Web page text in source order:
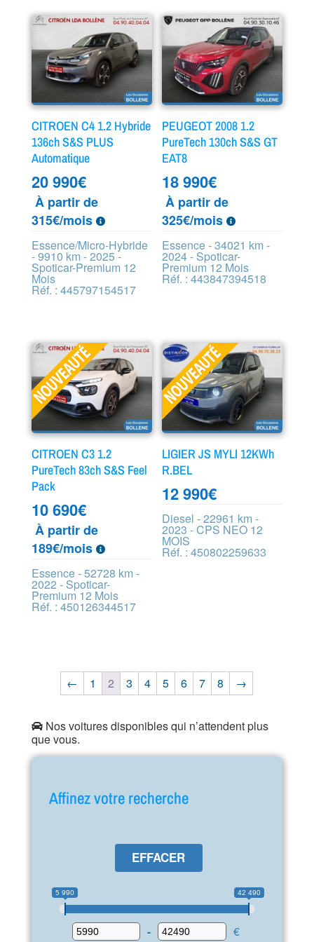
CITROEN C4 1.2 Hybride
136ch S&S PLUS
Automatique
20 990€
À partir de
315€/mois
Essence/Micro-Hybride
- 9910 km - 2025 -
Spoticar-Premium 12
Mois
Réf. : 445797154517
PEUGEOT 2008 1.2
PureTech 130ch S&S GT
EAT8
18 990€
À partir de
325€/mois
Essence - 34021 km -
2024 - Spoticar-
Premium 12 Mois
Réf. : 443847394518
CITROEN C3 1.2
PureTech 83ch S&S Feel
Pack
10 690€
À partir de
189€/mois
Essence - 52728 km -
2022 - Spoticar-
Premium 12 Mois
Réf. : 450126344517
LIGIER JS MYLI 12KWh
R.BEL
12 990€
Diesel - 22961 km -
2023 - CPS NEO 12
MOIS
Réf. : 450802259633
← 1 2 3 4 5 6 7 8 →
Nos voitures disponibles qui n’attendent plus
que vous.
Affinez votre recherche
EFFACER
5 990 42 490
-
€